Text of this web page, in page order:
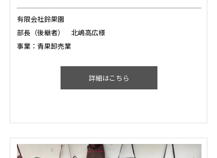
有限会社鈴果園
部長（後継者） 北嶋高広様
事業：青果卸売業
詳細はこちら